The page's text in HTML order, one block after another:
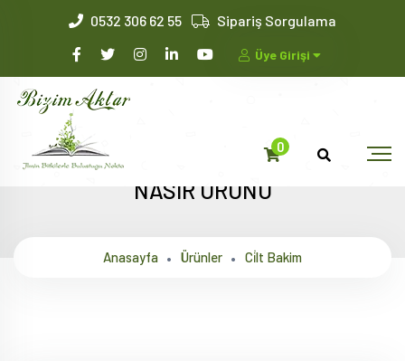
0532 306 62 55 Sipariş Sorgulama
Üye Girişi
0
NASIR ÜRÜNÜ
Anasayfa Ürünler Ci̇lt Bakim